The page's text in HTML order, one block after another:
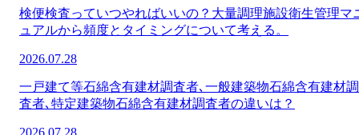
検便検査っていつやればいいの？大量調理施設衛生管理マ
ュアルから頻度とタイミングについて考える。
2026.07.28
一戸建て等石綿含有建材調査者､一般建築物石綿含有建材調
査者､特定建築物石綿含有建材調査者の違いは？
2026.07.28